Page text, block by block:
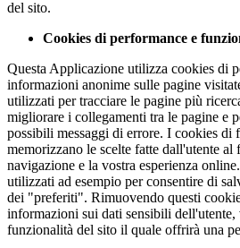
del sito.
Cookies di performance e
Questa Applicazione utilizza cookies di
informazioni anonime sulle pagine
utilizzati per tracciare le pagine più
migliorare i collegamenti tra le pagine e
possibili messaggi di errore. I cookies di
memorizzano le scelte fatte dall'utente
navigazione e la vostra esperienza
utilizzati ad esempio per consentire di
dei "preferiti". Rimuovendo questi
informazioni sui dati sensibili dell'utente,
funzionalità del sito il quale offrirà una